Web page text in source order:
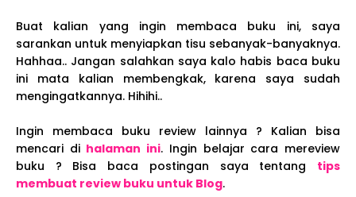
Buat kalian yang ingin membaca buku ini, saya
sarankan untuk menyiapkan tisu sebanyak-banyaknya.
Hahhaa.. Jangan salahkan saya kalo habis baca buku
ini mata kalian membengkak, karena saya sudah
mengingatkannya. Hihihi..
Ingin membaca buku review lainnya ? Kalian bisa
mencari di halaman ini. Ingin belajar cara mereview
buku ? Bisa baca postingan saya tentang tips
membuat review buku untuk Blog.